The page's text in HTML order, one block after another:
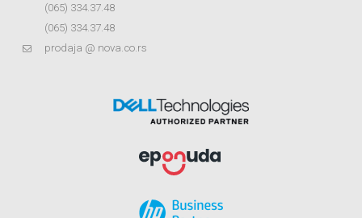
(065) 334.37.48
(065) 334.37.48
prodaja @ nova.co.rs